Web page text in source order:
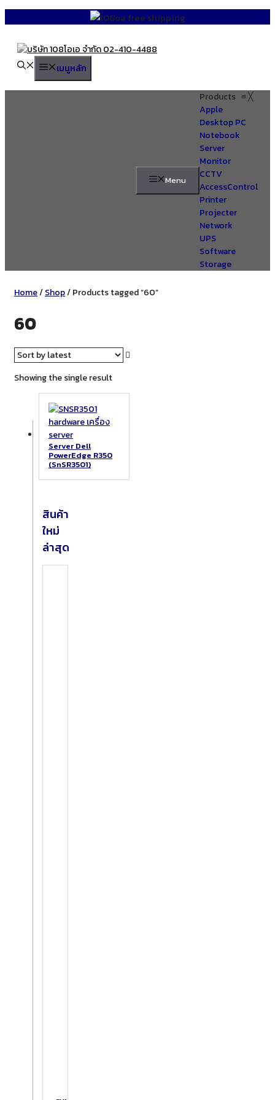
content
เมนูหลัก
Menu
Products ≡╳
Apple
Desktop PC
Notebook
Server
Monitor
CCTV
AccessControl
Printer
Projecter
Network
UPS
Software
Storage
Home/Shop/ Products tagged “60”
60
Showing the single result
Server Dell
PowerEdge R350
(SnSR3501)
สินค้า
ใหม่
ล่าสุด